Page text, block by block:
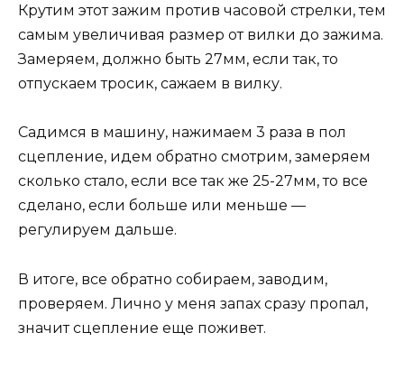
Крутим этот зажим против часовой стрелки, тем
самым увеличивая размер от вилки до зажима.
Замеряем, должно быть 27мм, если так, то
отпускаем тросик, сажаем в вилку.
Садимся в машину, нажимаем 3 раза в пол
сцепление, идем обратно смотрим, замеряем
сколько стало, если все так же 25-27мм, то все
сделано, если больше или меньше —
регулируем дальше.
В итоге, все обратно собираем, заводим,
проверяем. Лично у меня запах сразу пропал,
значит сцепление еще поживет.